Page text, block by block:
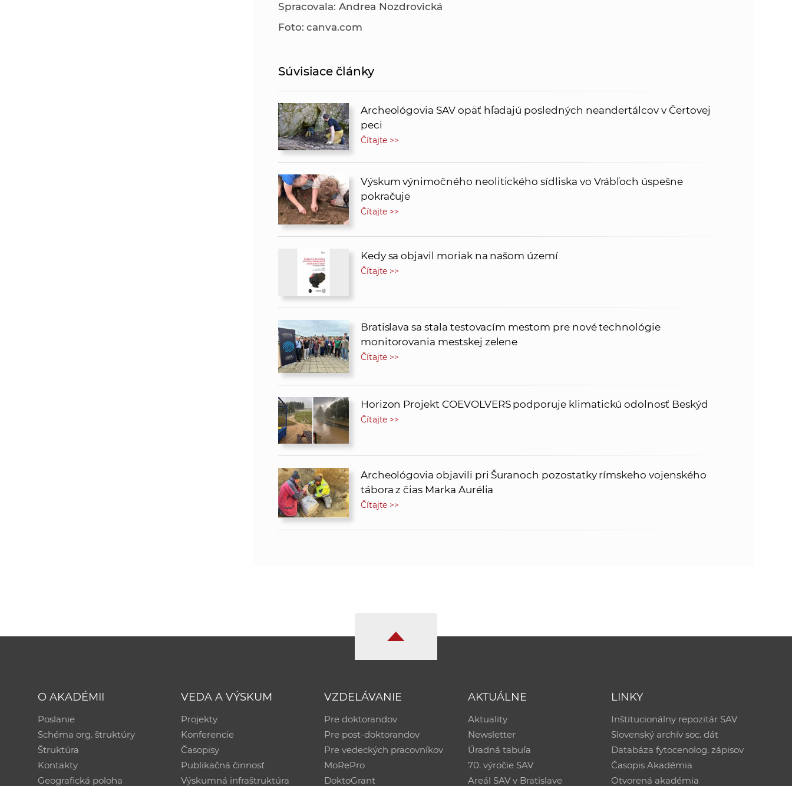
Spracovala: Andrea Nozdrovická
Foto: canva.com
Súvisiace články
Archeológovia SAV opäť hľadajú posledných neandertálcov v Čertovej
peci
Čítajte >>
Výskum výnimočného neolitického sídliska vo Vrábľoch úspešne
pokračuje
Čítajte >>
Kedy sa objavil moriak na našom území
Čítajte >>
Bratislava sa stala testovacím mestom pre nové technológie
monitorovania mestskej zelene
Čítajte >>
Horizon Projekt COEVOLVERS podporuje klimatickú odolnosť Beskýd
Čítajte >>
Archeológovia objavili pri Šuranoch pozostatky rímskeho vojenského
tábora z čias Marka Aurélia
Čítajte >>
O AKADÉMII
Poslanie
Schéma org. štruktúry
Štruktúra
Kontakty
Geografická poloha
VEDA A VÝSKUM
Projekty
Konferencie
Časopisy
Publikačná činnosť
Výskumná infraštruktúra
VZDELÁVANIE
Pre doktorandov
Pre post-doktorandov
Pre vedeckých pracovníkov
MoRePro
DoktoGrant
AKTUÁLNE
Aktuality
Newsletter
Úradná tabuľa
70. výročie SAV
Areál SAV v Bratislave
LINKY
Inštitucionálny repozitár SAV
Slovenský archív soc. dát
Databáza fytocenolog. zápisov
Časopis Akadémia
Otvorená akadémia